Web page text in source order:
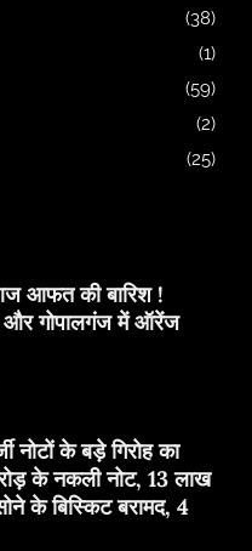
(38)
(1)
(59)
(2)
(25)
आफत की बारिश !
और गोपालगंज में ऑरेंज
नोटों के बड़े गिरोह का
के नकली नोट, 13 लाख
के बिस्किट बरामद, 4